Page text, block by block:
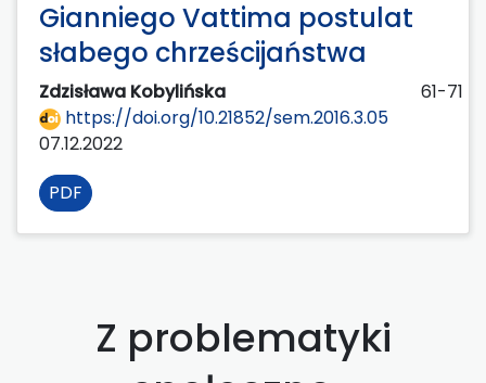
Gianniego Vattima postulat
słabego chrześcijaństwa
Zdzisława Kobylińska
61-71
https://doi.org/10.21852/sem.2016.3.05
07.12.2022
PDF
Z problematyki